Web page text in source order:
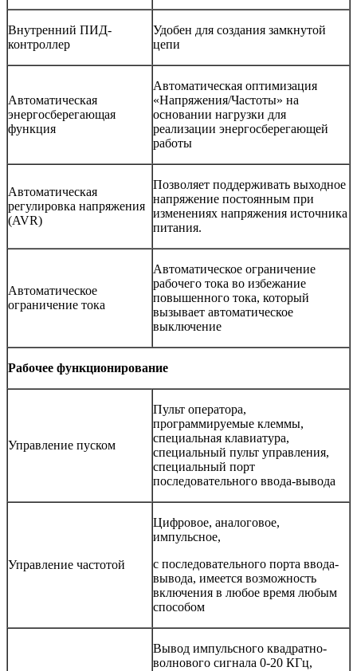
Внутренний ПИД-
контроллер
Удобен для создания замкнутой
цепи
Автоматическая
энергосберегающая
функция
Автоматическая оптимизация
«Напряжения/Частоты» на
основании нагрузки для
реализации энергосберегающей
работы
Автоматическая
регулировка напряжения
(AVR)
Позволяет поддерживать выходное
напряжение постоянным при
изменениях напряжения источника
питания.
Автоматическое
ограничение тока
Автоматическое ограничение
рабочего тока во избежание
повышенного тока, который
вызывает автоматическое
выключение
Рабочее функцио­нирование
Управление пуском
Пульт оператора,
программируемые клеммы,
специальная клавиатура,
специальный пульт управления,
специальный порт
последовательного ввода-вывода
Управление частотой
Цифровое, аналоговое,
импульсное,
с последовательного порта ввода-
вывода, имеется возможность
включения в любое время любым
способом
Вывод импульсного квадратно-
волнового сигнала 0-20 КГц,